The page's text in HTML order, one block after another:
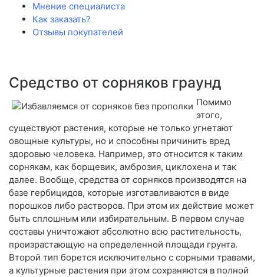
Мнение специалиста
Как заказать?
Отзывы покупателей
Средство от сорняков граунд
Помимо
этого,
существуют растения, которые не только угнетают
овощные культуры, но и способны причинить вред
здоровью человека. Например, это относится к таким
сорнякам, как борщевик, амброзия, циклохена и так
далее. Вообще, средства от сорняков производятся на
базе гербицидов, которые изготавливаются в виде
порошков либо растворов. При этом их действие может
быть сплошным или избирательным. В первом случае
составы уничтожают абсолютно всю растительность,
произрастающую на определенной площади грунта.
Второй тип борется исключительно с сорными травами,
а культурные растения при этом сохраняются в полной